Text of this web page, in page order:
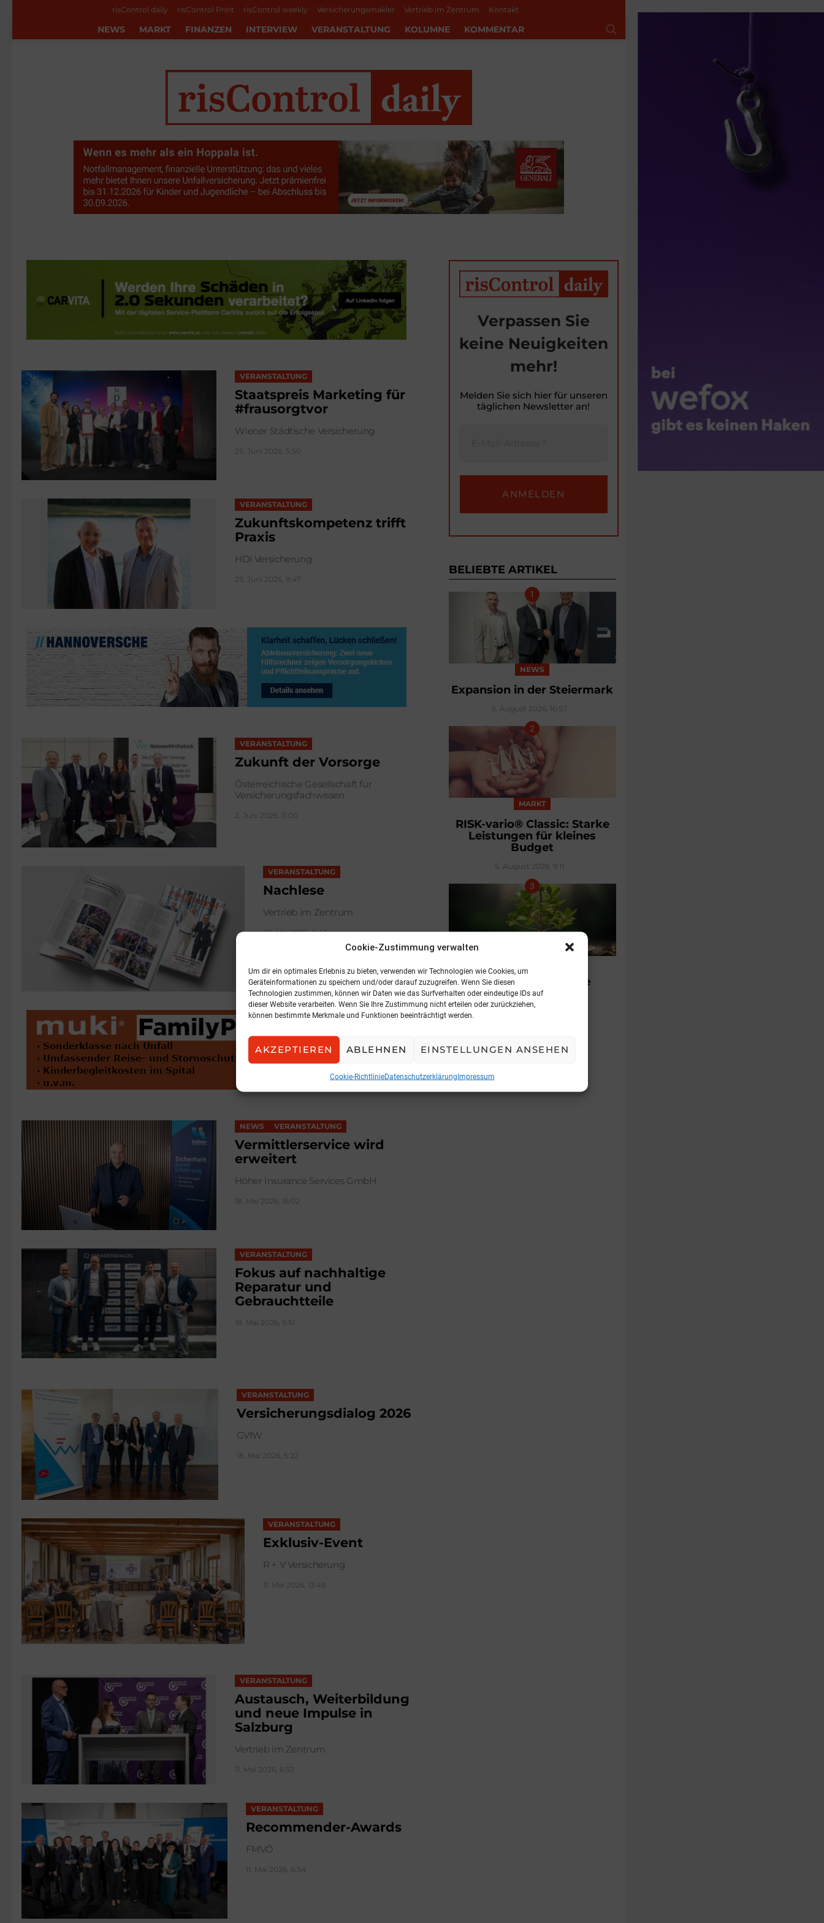
Cookie-Zustimmung verwalten
Um dir ein optimales Erlebnis zu bieten, verwenden wir Technologien wie Cookies, um
Geräteinformationen zu speichern und/oder darauf zuzugreifen. Wenn Sie diesen
Technologien zustimmen, können wir Daten wie das Surfverhalten oder eindeutige IDs auf
dieser Website verarbeiten. Wenn Sie Ihre Zustimmung nicht erteilen oder zurückziehen,
können bestimmte Merkmale und Funktionen beeinträchtigt werden.
AKZEPTIEREN ABLEHNEN EINSTELLUNGEN ANSEHEN
Cookie-RichtlinieDatenschutzerklärungImpressum
risControl daily risControl Print risControl weekly Versicherungsmakler Vertrieb im Zentrum Kontakt
NEWS MARKT FINANZEN INTERVIEW VERANSTALTUNG KOLUMNE KOMMENTAR
VERANSTALTUNG
Staatspreis Marketing für
#frausorgtvor
Wiener Städtische Versicherung
25. Juni 2026, 5:50
VERANSTALTUNG
Zukunftskompetenz trifft
Praxis
HDI Versicherung
23. Juni 2026, 9:47
VERANSTALTUNG
Zukunft der Vorsorge
Österreichische Gesellschaft für
Versicherungsfachwissen
2. Juni 2026, 11:00
VERANSTALTUNG
Nachlese
Vertrieb im Zentrum
28. Mai 2026, 6:43
NEWS VERANSTALTUNG
Vermittlerservice wird
erweitert
Höher Insurance Services GmbH
18. Mai 2026, 16:02
VERANSTALTUNG
Fokus auf nachhaltige
Reparatur und
Gebrauchtteile
18. Mai 2026, 5:51
VERANSTALTUNG
Versicherungsdialog 2026
GVfW
18. Mai 2026, 5:22
VERANSTALTUNG
Exklusiv-Event
R + V Versicherung
11. Mai 2026, 13:49
VERANSTALTUNG
Austausch, Weiterbildung
und neue Impulse in
Salzburg
Vertrieb im Zentrum
11. Mai 2026, 6:52
VERANSTALTUNG
Recommender-Awards
FMVÖ
11. Mai 2026, 6:34
Verpassen Sie
keine Neuigkeiten
mehr!
Melden Sie sich hier für unseren
täglichen Newsletter an!
BELIEBTE ARTIKEL
NEWS
Expansion in der Steiermark
5. August 2026, 16:57
MARKT
RISK-vario® Classic: Starke
Leistungen für kleines
Budget
5. August 2026, 9:11
Aus für irreführende
Umweltaussagen